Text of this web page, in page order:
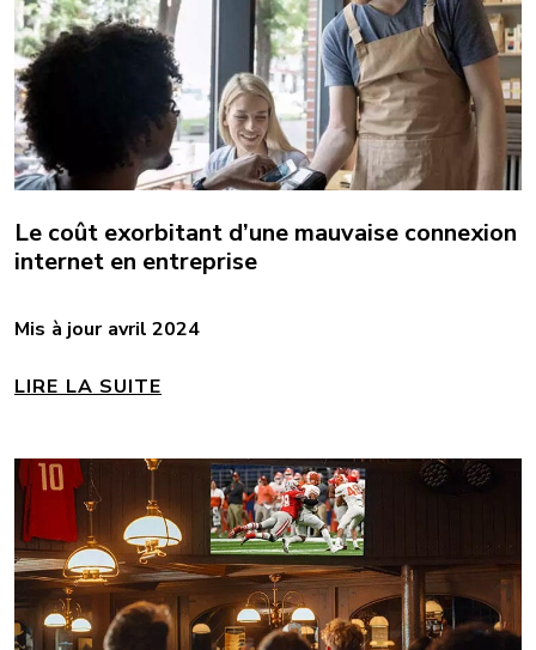
Le coût exorbitant d’une mauvaise connexion
internet en entreprise
Mis à jour avril 2024
LIRE LA SUITE